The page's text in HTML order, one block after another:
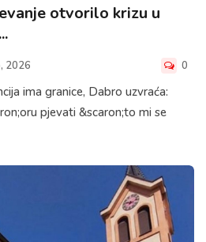
otvorilo krizu u
2026 0
ima granice, Dabro uzvraća:
pjevati &scaron;to mi se